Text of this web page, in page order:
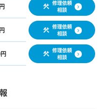
修理依頼
相談
修理依頼
相談
修理依頼
相談